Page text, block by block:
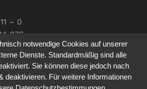
– 0
076
notwendige Cookies auf unserer
Dienste. Standardmäßig sind alle
Sie können diese jedoch nach
deaktivieren. Für weitere Informationen